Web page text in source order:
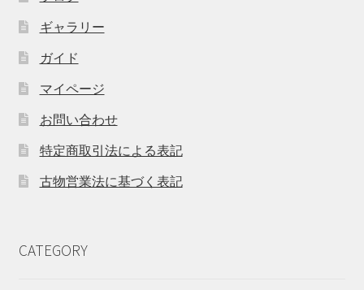
ギャラリー
ガイド
マイページ
お問い合わせ
特定商取引法による表記
古物営業法に基づく表記
CATEGORY